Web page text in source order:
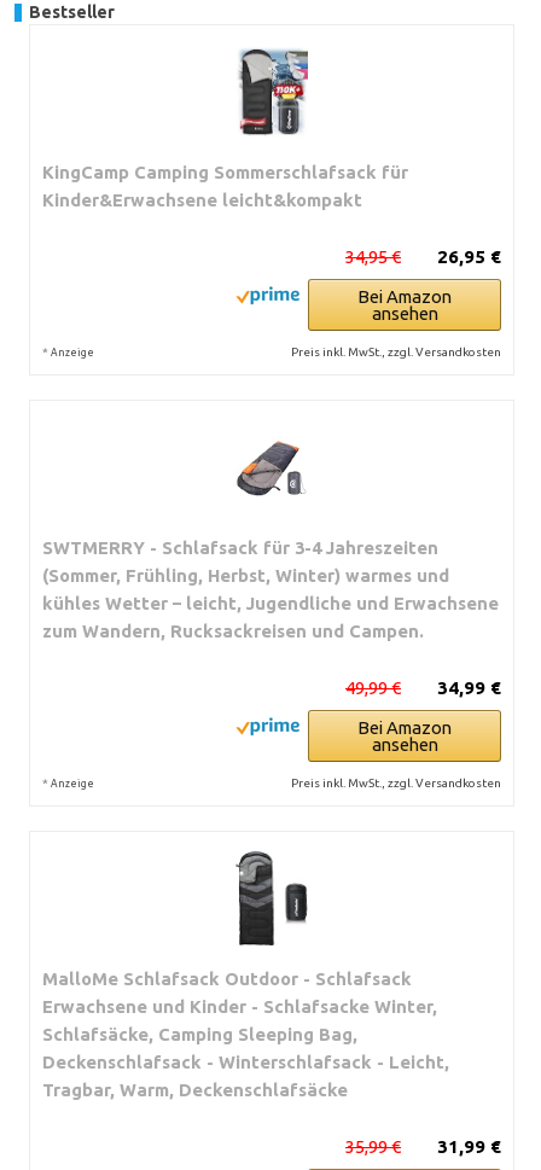
Bestseller
KingCamp Camping Sommerschlafsack für
Kinder&Erwachsene leicht&kompakt
26,95 €
34,95 €
Bei Amazon
ansehen
* Anzeige Preis inkl. MwSt., zzgl. Versandkosten
SWTMERRY - Schlafsack für 3-4 Jahreszeiten
(Sommer, Frühling, Herbst, Winter) warmes und
kühles Wetter – leicht, Jugendliche und Erwachsene
zum Wandern, Rucksackreisen und Campen.
34,99 €
49,99 €
Bei Amazon
ansehen
* Anzeige Preis inkl. MwSt., zzgl. Versandkosten
MalloMe Schlafsack Outdoor - Schlafsack
Erwachsene und Kinder - Schlafsacke Winter,
Schlafsäcke, Camping Sleeping Bag,
Deckenschlafsack - Winterschlafsack - Leicht,
Tragbar, Warm, Deckenschlafsäcke
31,99 €
35,99 €